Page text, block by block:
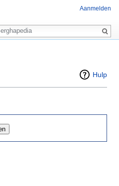
Hulp
Aanmelden